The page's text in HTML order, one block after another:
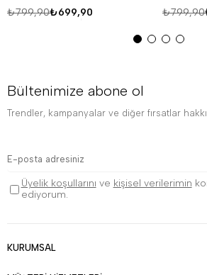
₺699,90
₺799,90 ₺799,90
Bültenimize abone ol
Trendler, kampanyalar ve diğer fırsatlar
Üyelik koşullarını ve kişisel verilerimin
ediyorum.
KURUMSAL